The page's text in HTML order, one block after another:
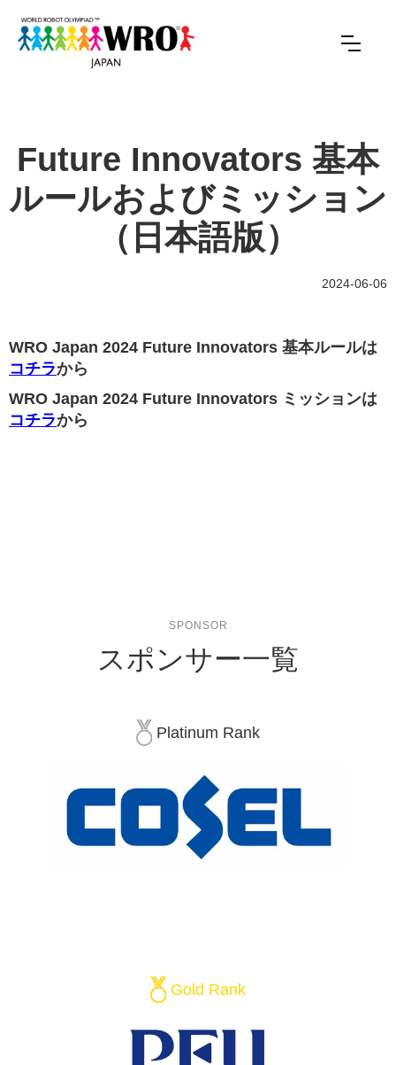
Future Innovators 基本
ルールおよびミッション
（日本語版）
2024-06-06
WRO Japan 2024 Future Innovators 基本ルールは
コチラから
WRO Japan 2024 Future Innovators ミッションは
コチラから
SPONSOR
スポンサー一覧
Platinum Rank
Gold Rank